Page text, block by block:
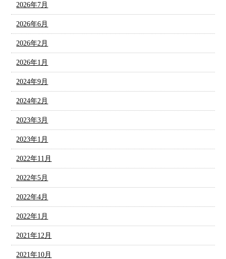
2026年7月
2026年6月
2026年2月
2026年1月
2024年9月
2024年2月
2023年3月
2023年1月
2022年11月
2022年5月
2022年4月
2022年1月
2021年12月
2021年10月